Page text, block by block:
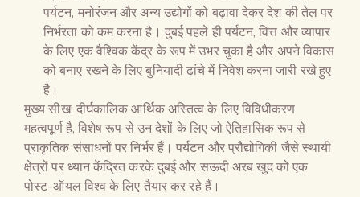
पर्यटन, मनोरंजन और अन्य उद्योगों को बढ़ावा देकर देश की तेल पर
निर्भरता को कम करना है। दुबई पहले ही पर्यटन, वित्त और व्यापार
के लिए एक वैश्विक केंद्र के रूप में उभर चुका है और अपने विकास
को बनाए रखने के लिए बुनियादी ढांचे में निवेश करना जारी रखे हुए
है।
मुख्य सीख: दीर्घकालिक आर्थिक अस्तित्व के लिए विविधीकरण
महत्वपूर्ण है, विशेष रूप से उन देशों के लिए जो ऐतिहासिक रूप से
प्राकृतिक संसाधनों पर निर्भर हैं। पर्यटन और प्रौद्योगिकी जैसे स्थायी
क्षेत्रों पर ध्यान केंद्रित करके दुबई और सऊदी अरब खुद को एक
पोस्ट-ऑयल विश्व के लिए तैयार कर रहे हैं।